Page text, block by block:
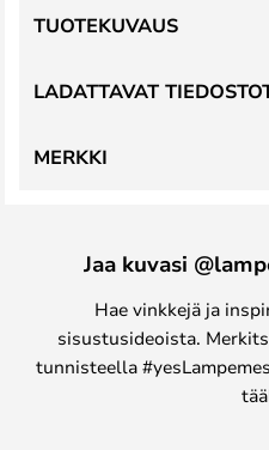
TUOTEKUVAUS
LADATTAVAT
MERKKI
Jaa kuvasi
Hae vinkkejä ja
sisustusideoista.
tunnisteella